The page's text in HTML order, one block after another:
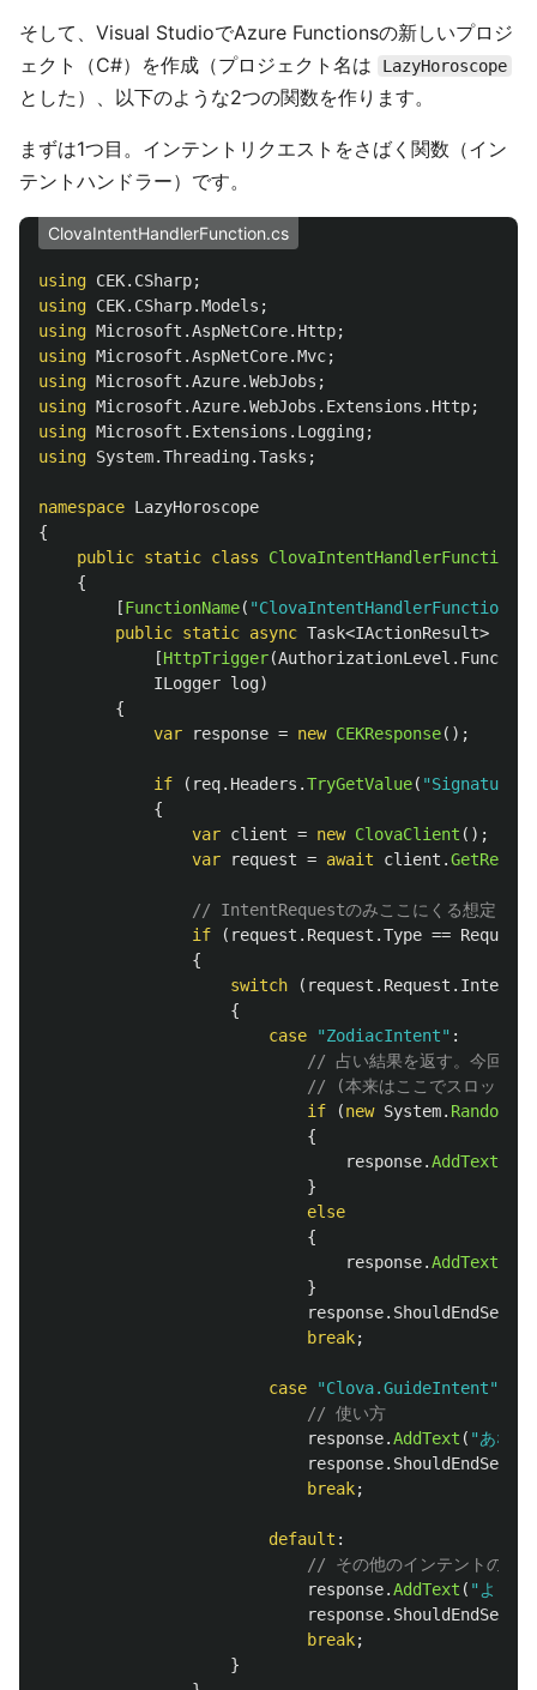
そして、Visual StudioでAzure Functionsの新しいプロジ
ェクト（C#）を作成（プロジェクト名は
LazyHoroscope
とした）、以下のような2つの関数を作ります。
まずは1つ目。インテントリクエストをさばく関数（イン
テントハンドラー）です。
ClovaIntentHandlerFunction.cs
using CEK.CSharp;
using CEK.CSharp.Models ;
using Microsoft.AspNetCore.Http;
using Microsoft.AspNetCore.Mvc;
using Microsoft.Azure.WebJobs ;
using Microsoft.Azure.WebJobs.Extensions.Http;
using Microsoft.Extensions.Logging;
using System.Threading.Tasks ;
namespace LazyHoroscope
{
public static class
ClovaIntentHandlerFunction
{
[FunctionName( "ClovaIntentHandlerFunction"
public static async Task<IActionResult>
[HttpTrigger(AuthorizationLevel . Function
ILogger log)
{
var
response = new CEKResponse();
if ( req. Headers .TryGetValue(
{
var client = new ClovaClient ();
var
request = await client .
// IntentRequestのみここにくる想定
if
( request . Request .Type ==
{
switch
( request . Request . Intent
{
case
"ZodiacIntent" :
// 占い結果を返す。今回は
// (本来はここでスロットの
if
(new System. Random
{
response.AddText
}
else
{
response.AddText
}
response.
break;
case "Clova.GuideIntent"
// 使い方
response.AddText ( "あなた
response.
break;
default :
// その他のインテントの場合
response.AddText ( "よくわ
response.
break;
}